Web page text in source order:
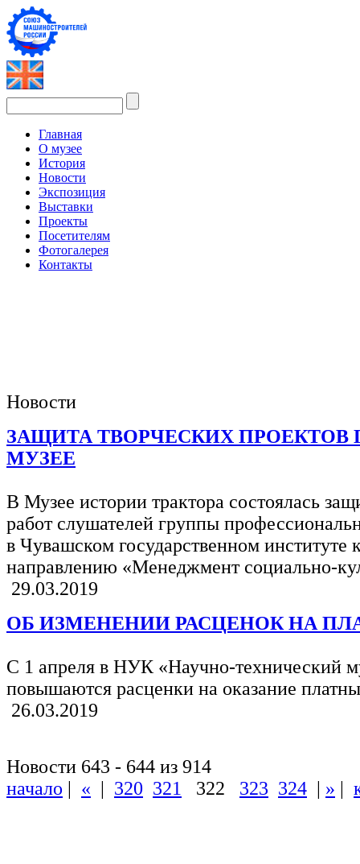
Главная
О музее
История
Новости
Экспозиция
Выставки
Проекты
Посетителям
Фотогалерея
Контакты
Новости
ЗАЩИТА ТВОРЧЕСКИХ
МУЗЕЕ
В Музее истории трактора состоялась
работ слушателей группы
в Чувашском государственном институте
направлению «Менеджмент социально-
29.03.2019
ОБ ИЗМЕНЕНИИ РАСЦЕНОК НА
С 1 апреля в НУК «Научно-технический
повышаются расценки на оказание
26.03.2019
Новости 643 - 644 из 914
начало
« 320 321 322 323 324 »